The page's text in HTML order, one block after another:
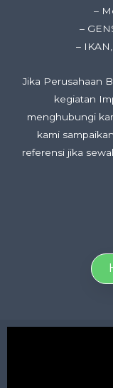
–
–
–
Jika Perusahaan
kegiatan
menghubungi
kami
referensi jika